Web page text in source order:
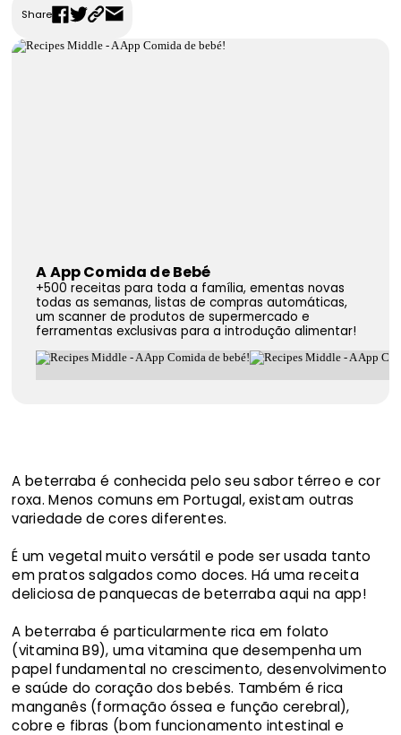
FAQS
Contactos
Share
A App Comida de Bebé
+500 receitas para toda a família, ementas novas
todas as semanas, listas de compras automáticas,
um scanner de produtos de supermercado e
ferramentas exclusivas para a introdução alimentar!
A beterraba é conhecida pelo seu sabor térreo e cor
roxa. Menos comuns em Portugal, existam outras
variedade de cores diferentes.
É um vegetal muito versátil e pode ser usada tanto
em pratos salgados como doces. Há uma receita
deliciosa de panquecas de beterraba aqui na app!
A beterraba é particularmente rica em folato
(vitamina B9), uma vitamina que desempenha um
papel fundamental no crescimento, desenvolvimento
e saúde do coração dos bebés. Também é rica
manganês (formação óssea e função cerebral),
cobre e fibras (bom funcionamento intestinal e